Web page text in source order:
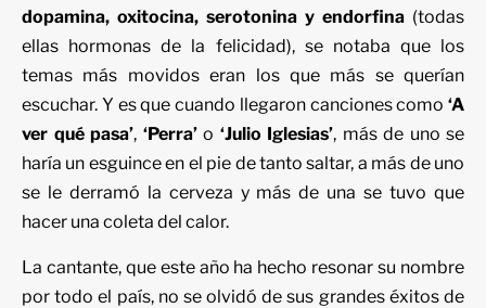
dopamina, oxitocina, serotonina y endorfina (todas
ellas hormonas de la felicidad), se notaba que los
temas más movidos eran los que más se querían
escuchar. Y es que cuando llegaron canciones como ‘A
ver qué pasa’, ‘Perra’o ‘Julio Iglesias’, más de uno se
haría un esguince en el pie de tanto saltar, a más de uno
se le derramó la cerveza y más de una se tuvo que
hacer una coleta del calor.
La cantante, que este año ha hecho resonar su nombre
por todo el país, no se olvidó de sus grandes éxitos de